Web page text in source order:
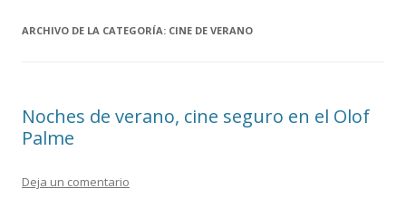
ARCHIVO DE LA CATEGORÍA: CINE DE VERANO
Noches de verano, cine seguro en el Olof
Palme
Deja un comentario